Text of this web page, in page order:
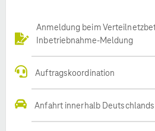
Anmeldung beim
Inbetriebnahme-Meldung
Auftragskoordination
Anfahrt innerhalb Deutschlands